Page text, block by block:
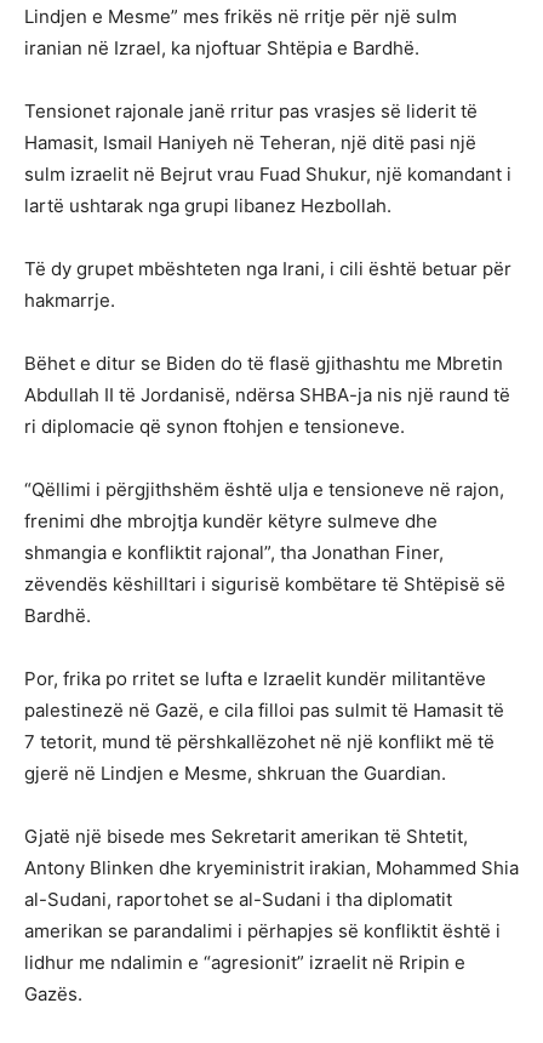
Lindjen e Mesme” mes frikës në rritje për një sulm
iranian në Izrael, ka njoftuar Shtëpia e Bardhë.
Tensionet rajonale janë rritur pas vrasjes së liderit të
Hamasit, Ismail Haniyeh në Teheran, një ditë pasi një
sulm izraelit në Bejrut vrau Fuad Shukur, një komandant i
lartë ushtarak nga grupi libanez Hezbollah.
Të dy grupet mbështeten nga Irani, i cili është betuar për
hakmarrje.
Bëhet e ditur se Biden do të flasë gjithashtu me Mbretin
Abdullah II të Jordanisë, ndërsa SHBA-ja nis një raund të
ri diplomacie që synon ftohjen e tensioneve.
“Qëllimi i përgjithshëm është ulja e tensioneve në rajon,
frenimi dhe mbrojtja kundër këtyre sulmeve dhe
shmangia e konfliktit rajonal”, tha Jonathan Finer,
zëvendës këshilltari i sigurisë kombëtare të Shtëpisë së
Bardhë.
Por, frika po rritet se lufta e Izraelit kundër militantëve
palestinezë në Gazë, e cila filloi pas sulmit të Hamasit të
7 tetorit, mund të përshkallëzohet në një konflikt më të
gjerë në Lindjen e Mesme, shkruan the Guardian.
Gjatë një bisede mes Sekretarit amerikan të Shtetit,
Antony Blinken dhe kryeministrit irakian, Mohammed Shia
al-Sudani, raportohet se al-Sudani i tha diplomatit
amerikan se parandalimi i përhapjes së konfliktit është i
lidhur me ndalimin e “agresionit” izraelit në Rripin e
Gazës.